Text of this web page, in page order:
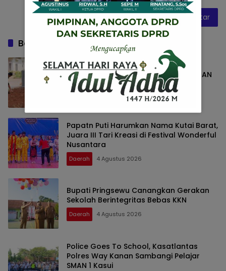
Baca Juga
KODIM 0427/WAY KANAN BANGUN
SARANA SUMUR BOR, WUJUD KEPEDULIAN
TNI TERHADAP AIR BERSIH
4 Agustus 2026
Papatn Puti Harumkan Nama Kutai Barat,
Juara III Tari Kreasi di Festival Wonderful
Nusantara
Daerah 4 Agustus 2026
Bupati Pringsewu Canangkan Gerakan
Sekolah Berintegritas Bebas KKN
Daerah 4 Agustus 2026
Police Goes To School, Kasatlantas
Polres Way Kanan Sambangi Pelajar
SMAN 1 Kasui